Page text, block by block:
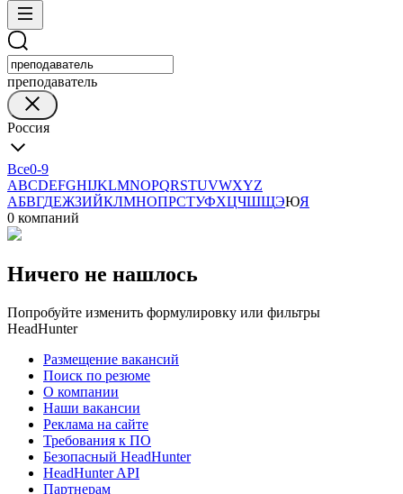
преподаватель
Россия
Все0-9
ABCDEFGHIJKLMNOPQRSTUVWXYZ
АБВГДЕЖЗИЙКЛМНОПРСТУФХЦЧШЩЭЮЯ
0 компаний
Ничего не нашлось
Попробуйте изменить формулировку или фильтры
HeadHunter
Размещение вакансий
Поиск по резюме
О компании
Наши вакансии
Реклама на сайте
Требования к ПО
Безопасный HeadHunter
HeadHunter API
Партнерам